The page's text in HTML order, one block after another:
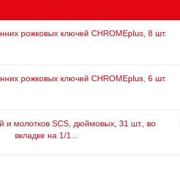
рожковых ключей CHROMEplus, 8 шт.
рожковых ключей CHROMEplus, 6 шт.
и молотков SCS, дюймовых, 31 шт., во
вкладке на 1/1...